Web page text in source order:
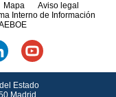
Mapa
Aviso legal
Interno de Información
Estado
Madrid